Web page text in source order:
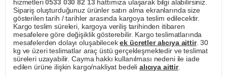
hizmetleri0533 030 82 13hattımıza ulaşarak bilgi alabilirsiniz.
Sipariş oluşturduğunuz ürünler satın alma ekranlarında size
gösterilen tarih / tarihler arasında kargoya teslim edilecektir.
Kargo teslim süreleri, kargoya veriliş tarihinden itibaren
mesafelere göre değişiklik gösterebilir. Kargo teslimatlarında
mesafelerden dolayı oluşabilecekek ücretler alıcıya aittir. 30
kg ve üzeri teslimatlar araç üstü gerçekleşmektedir ve teslimat
süreleri uzayabilir. Cayma hakkı kullanılması nedeni ile iade
edilen ürüne ilişkin kargo/nakliyat bedeli alıcıya aittir.